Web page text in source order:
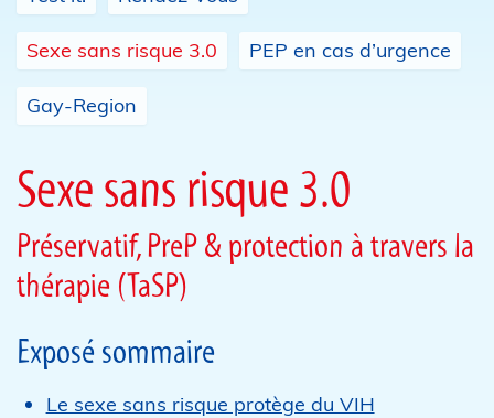
Sexe sans risque 3.0 PEP en cas d’urgence
Gay-Region
Sexe sans risque 3.0
Préservatif, PreP & protection à travers la
thérapie (TaSP)
Exposé sommaire
Le sexe sans risque protège du VIH